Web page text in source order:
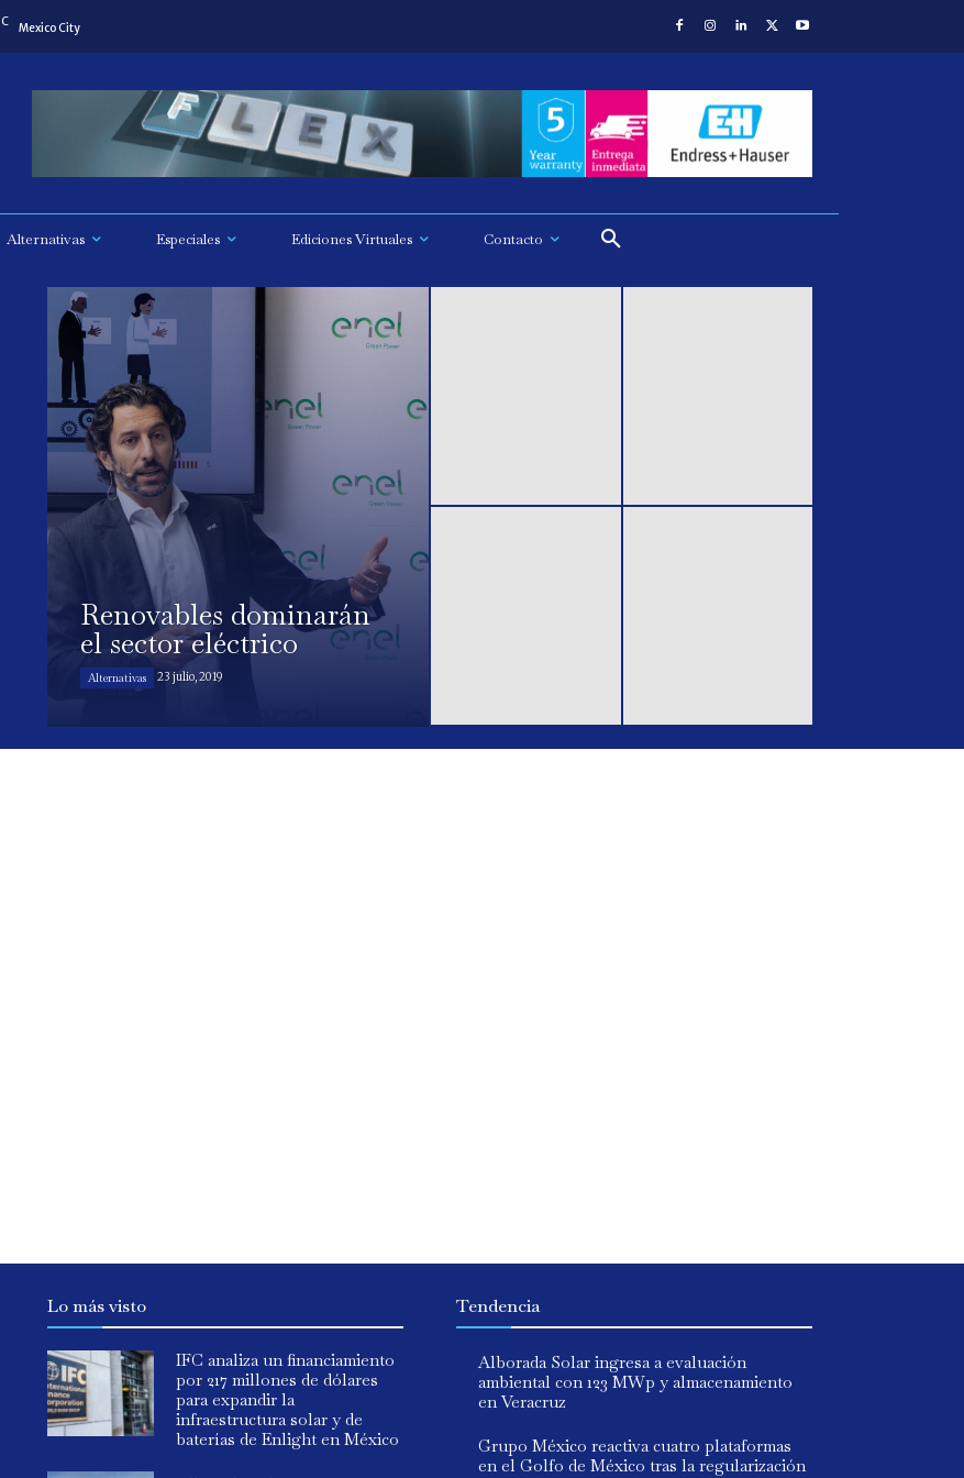
C Mexico City
Alternativas Especiales Ediciones Virtuales Contacto
Renovables dominarán
el sector eléctrico
Alternativas 23 julio, 2019
Lo más visto
IFC analiza un financiamiento
por 217 millones de dólares
para expandir la
infraestructura solar y de
baterías de Enlight en México
Tendencia
Alborada Solar ingresa a evaluación
ambiental con 123 MWp y almacenamiento
en Veracruz
Grupo México reactiva cuatro plataformas
en el Golfo de México tras la regularización